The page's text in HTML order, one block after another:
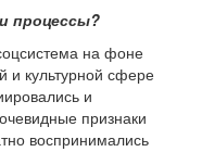
процессы?
на фоне
и культурной сфере
и
признаки
воспринимались